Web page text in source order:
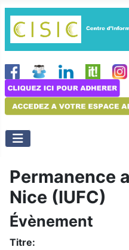
Permanence
Nice (IUFC)
Évènement
Titre: